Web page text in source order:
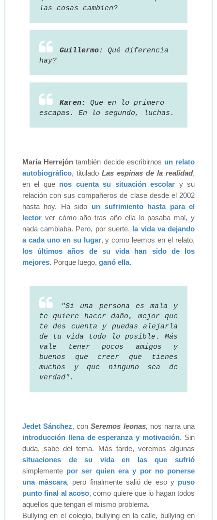
las cosas cambien?
Guillermo: Qué diferencia
hay?
Karen: Que en lo primero
escapas. En lo segundo, luchas.
María Herrejón también decide escribirnos un relato
autobiográfico, titulado Las espinas de la realidad,
en el que nos cuenta su situación escolar y su
relación con sus compañeros de clase desde el 2002
hasta hoy. Ha sido un sufrimiento hasta para el
lectorver cómo año tras año ella lo pasaba mal, y
nada cambiaba. Pero, por suerte, la vida va dejando
a cada uno en su lugar, y como leemos en el relato,
los últimos años de su vida han sido de los
mejores. Porque luego, ganó ella.
"Si una persona es mala y
te quiere hacer daño, mejor que
te des cuenta y puedas alejarla
de tu vida todo lo posible. Más
vale tener pocos amigos y
buenos que creer que tienes
muchos y que ninguno sea de
verdad".
Jedet Sánchez, conSeremos leonas, nos narra una
introducción llena de esperanza y motivación. Sin
duda, sabe del tema. Más tarde, veremos algunas
situaciones de su vida en las que sufrió
simplemente por ser quien era y por no ponerse
una máscara, pero finalmente salió de eso y puso
punto final al acoso, como quiere que lo hagan todos
aquellos que tengan el mismo problema.
Bullying en el colegio, bullying en la calle, bullying en